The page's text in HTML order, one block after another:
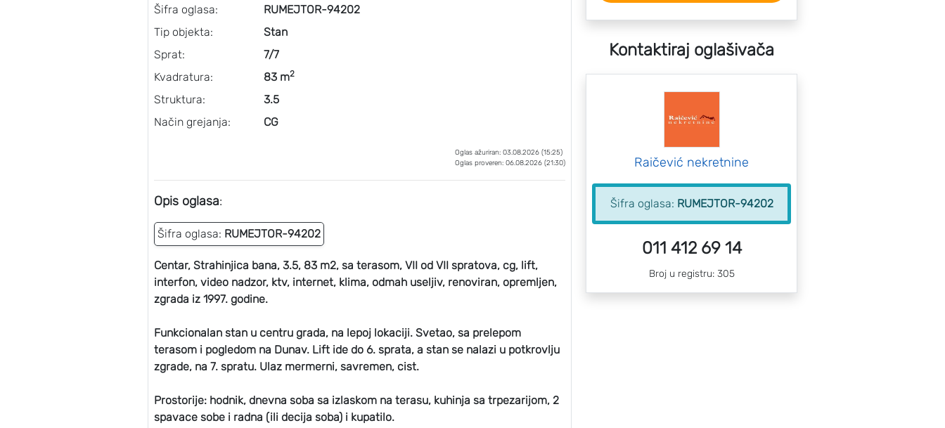
Šifra oglasa:
Tip objekta:
Sprat:
Kvadratura:
Struktura:
Način grejanja:
RUMEJTOR-94202
Stan
7/7
83 m2
3.5
CG
Oglas ažuriran: 03.08.2026 (15:25)
Oglas proveren: 06.08.2026 (21:30)
Opis oglasa:
Šifra oglasa: RUMEJTOR-94202
Centar, Strahinjica bana, 3.5, 83 m2, sa terasom, VII od VII spratova, cg, lift,
interfon, video nadzor, ktv, internet, klima, odmah useljiv, renoviran, opremljen,
zgrada iz 1997. godine.
Funkcionalan stan u centru grada, na lepoj lokaciji. Svetao, sa prelepom
terasom i pogledom na Dunav. Lift ide do 6. sprata, a stan se nalazi u potkrovlju
zgrade, na 7. spratu. Ulaz mermerni, savremen, cist.
Prostorije: hodnik, dnevna soba sa izlaskom na terasu, kuhinja sa trpezarijom, 2
spavace sobe i radna (ili decija soba) i kupatilo.
Kontaktiraj oglašivača
Raičević nekretnine
Šifra oglasa: RUMEJTOR-94202
011 412 69 14
Broj u registru: 305